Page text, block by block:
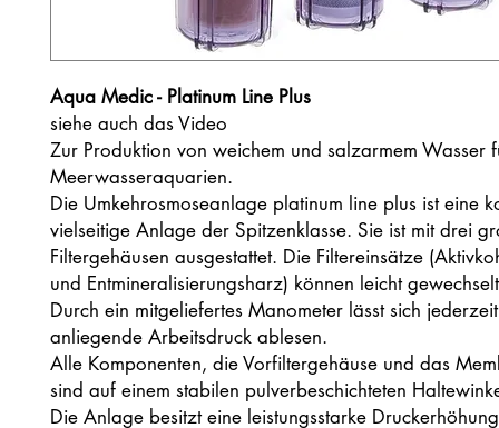
Aqua Medic - Platinum Line Plus
siehe auch das Video
Zur Produktion von weichem und salzarmem Wasser
Meerwasseraquarien.
Die Umkehrosmoseanlage platinum line plus ist eine
vielseitige Anlage der Spitzenklasse. Sie ist mit drei
Filtergehäusen ausgestattet. Die Filtereinsätze
und Entmineralisierungsharz) können leicht
Durch ein mitgeliefertes Manometer lässt sich
anliegende Arbeitsdruck ablesen.
Alle Komponenten, die Vorfiltergehäuse und das
sind auf einem stabilen pulverbeschichteten
Die Anlage besitzt eine leistungsstarke